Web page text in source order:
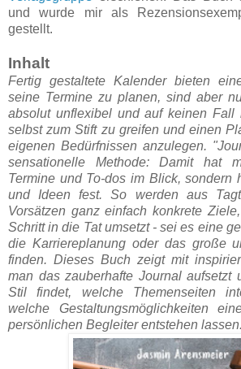
und wurde mir als
gestellt.
Inhalt
Fertig gestaltete Kalender bieten
seine Termine zu planen, sind aber
absolut unflexibel und auf keinen Fall
selbst zum Stift zu greifen und einen
eigenen Bedürfnissen anzulegen.
sensationelle Methode: Damit hat
Termine und To-dos im Blick, sondern
und Ideen fest. So werden aus
Vorsätzen ganz einfach konkrete
Schritt in die Tat umsetzt - sei es eine
die Karriereplanung oder das große
finden. Dieses Buch zeigt mit
man das zauberhafte Journal aufsetzt
Stil findet, welche Themenseiten
welche Gestaltungsmöglichkeiten
persönlichen Begleiter entstehen lassen.